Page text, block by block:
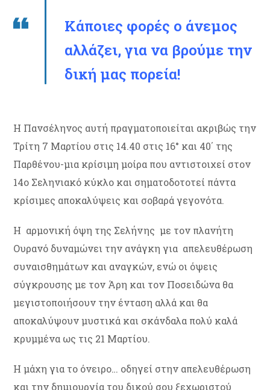
Κάποιες φορές ο άνεμος
αλλάζει, για να βρούμε την
δική μας πορεία!
Η Πανσέληνος αυτή πραγματοποιείται ακριβώς την
Τρίτη 7 Μαρτίου στις 14.40 στις 16° και 40΄ της
Παρθένου-μια κρίσιμη μοίρα που αντιστοιχεί στον
14ο Σεληνιακό κύκλο και σηματοδοτοτεί πάντα
κρίσιμες αποκαλύψεις και σοβαρά γεγονότα.
Η αρμονική όψη της Σελήνης με τον πλανήτη
Ουρανό δυναμώνει την ανάγκη για απελευθέρωση
συναισθημάτων και αναγκών, ενώ οι όψεις
σύγκρουσης με τον Άρη και τον Ποσειδώνα θα
μεγιστοποιήσουν την ένταση αλλά και θα
αποκαλύψουν μυστικά και σκάνδαλα πολύ καλά
κρυμμένα ως τις 21 Μαρτίου.
Η μάχη για το όνειρο… οδηγεί στην απελευθέρωση
και την δημιουργία του δικού σου ξεχωριστού